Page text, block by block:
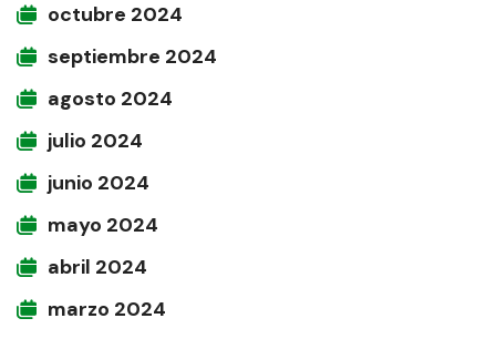
octubre 2024
septiembre 2024
agosto 2024
julio 2024
junio 2024
mayo 2024
abril 2024
marzo 2024